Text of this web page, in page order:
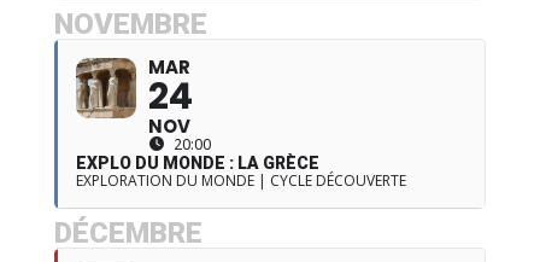
NOVEMBRE
MAR
24
NOV
20:00
EXPLO DU MONDE : LA GRÈCE
EXPLORATION DU MONDE | CYCLE DÉCOUVERTE
DÉCEMBRE